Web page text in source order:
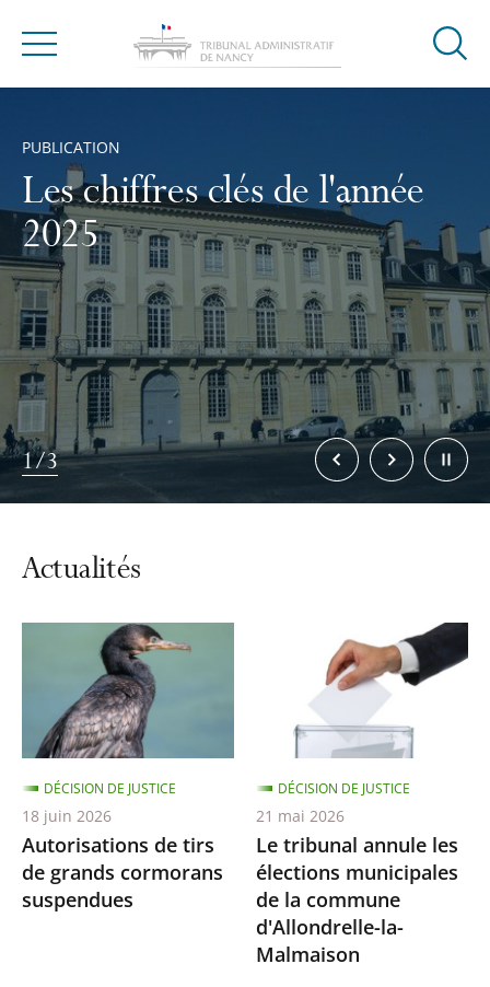
Menu
Ouvrir
Les chiffres clés de l'année
2025
PUBLICATION
1/3
Élément
précédent
Élément
suivant
Stopper
la
rotation
Actualités
Autorisations de tirs
de grands cormorans
suspendues
DÉCISION DE JUSTICE
18 juin 2026
Le tribunal annule les
élections municipales
de la commune
d'Allondrelle-la-
Malmaison
DÉCISION DE JUSTICE
21 mai 2026